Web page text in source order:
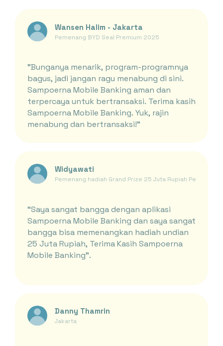
Wansen Halim - Jakarta
Pemenang BYD Seal Premium 2025
"Bunganya menarik, program-programnya
bagus, jadi jangan ragu menabung di sini.
Sampoerna Mobile Banking aman dan
terpercaya untuk bertransaksi. Terima kasih
Sampoerna Mobile Banking. Yuk, rajin
menabung dan bertransaksi!"
Widyawati
Pemenang hadiah Grand Prize 25 Juta Rupiah Periode
“Saya sangat bangga dengan aplikasi
Sampoerna Mobile Banking dan saya sangat
bangga bisa memenangkan hadiah undian
25 Juta Rupiah, Terima Kasih Sampoerna
Mobile Banking”.
Danny Thamrin
Jakarta